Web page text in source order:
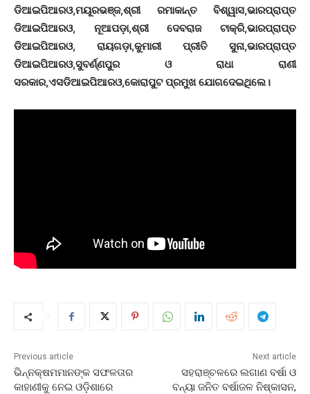
ଡିଆଇପିଆରଓ,ମୟୂରଭଞ୍ଜ,ଶ୍ରୀ ରମାକାନ୍ତ ବିଶ୍ୱାସ,ଭାରପ୍ରାପ୍ତ
ଡିଆଇପିଆରଓ, ନୂଆପଡ଼ା,ଶ୍ରୀ ଦେବରାଜ ଟାକ୍ରି,ଭାରପ୍ରାପ୍ତ
ଡିଆଇପିଆରଓ, ରାୟଗଡ଼ା,କୁମାରୀ ପ୍ରୀତି ସୁନା,ଭାରପ୍ରାପ୍ତ
ଡିଆଇପିଆରଓ,ସୁବର୍ଣ୍ଣପୁର ଓ ରାଧା ରାଣୀ
ସରକାର,ଏସଡିଆଇପିଆରଓ,କୋରାପୁଟ ପ୍ରମୁଖ ଯୋଗଦେଇଥିଲେ।
Previous article
ଭିନ୍ନକ୍ଷମମାନଙ୍କ ସଫଳତାର
କାହାଣୀକୁ ନେଇ ଓଡ଼ିଶାରେ
Next article
ସହରାଞ୍ଚଳରେ ଲଗାଣ ବର୍ଷା ଓ
ବନ୍ୟା ଜନିତ ବର୍ଷାଜଳ ନିଷ୍କାସନ,